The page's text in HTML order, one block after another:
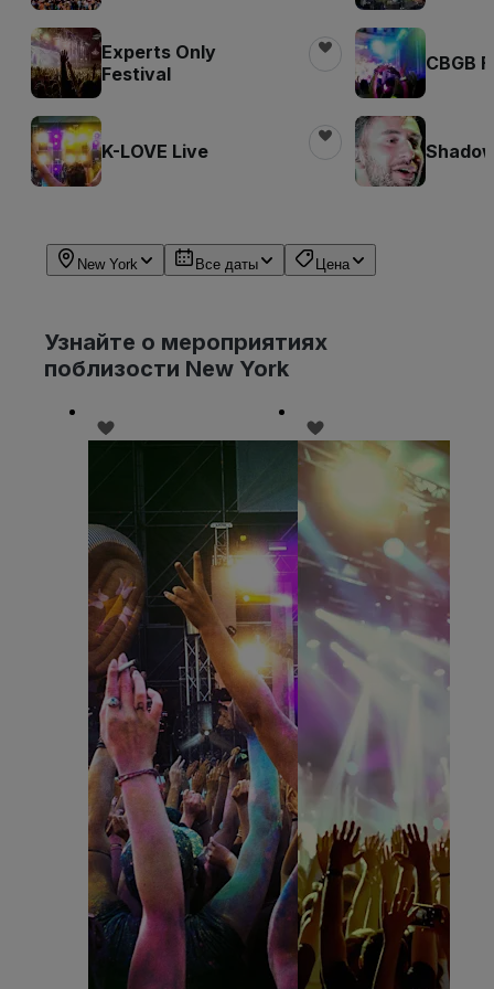
Experts Only
Festival
K-LOVE Live
CBGB
New York Все даты Цена
Узнайте о мероприятиях
поблизости New York